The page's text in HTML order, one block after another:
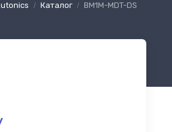
Каталог BM1M-MDT-DS